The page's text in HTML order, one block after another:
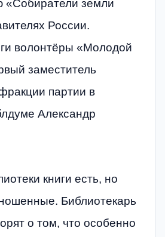
«Собиратели земли
России.
волонтёры «Молодой
заместитель
партии в
Александр
книги есть, но
Библиотекарь
о том, что особенно